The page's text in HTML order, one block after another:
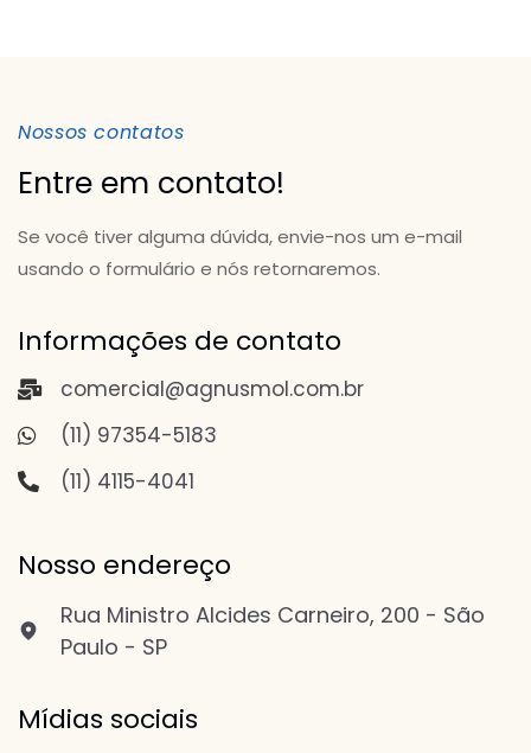
Nossos contatos
Entre em contato!
Se você tiver alguma dúvida, envie-nos um e-mail
usando o formulário e nós retornaremos.
Informações de contato
comercial@agnusmol.com.br
(11) 97354-5183
(11) 4115-4041
Nosso endereço
Rua Ministro Alcides Carneiro, 200 - São
Paulo - SP
Mídias sociais